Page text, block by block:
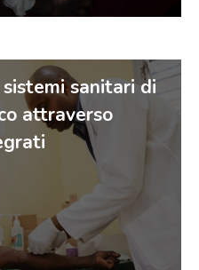
sanitari di
attraverso